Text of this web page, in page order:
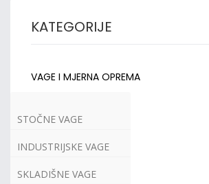
KATEGORIJE
VAGE I MJERNA OPREMA
STOČNE VAGE
INDUSTRIJSKE VAGE
SKLADIŠNE VAGE